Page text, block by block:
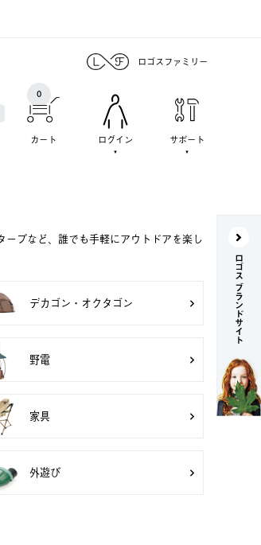
ロゴスファミリー
カート
0
ログイン サポート
プなど、誰でも手軽にアウトドアを楽し
デカゴン・オクタゴン
野電
家具
外遊び
ロゴス ブランドサイト